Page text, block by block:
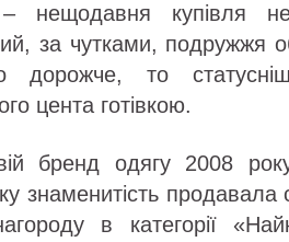
нещодавня купівля
за чутками, подружжя
то
цента готівкою.
бренд одягу 2008
знаменитість продавала
в категорії